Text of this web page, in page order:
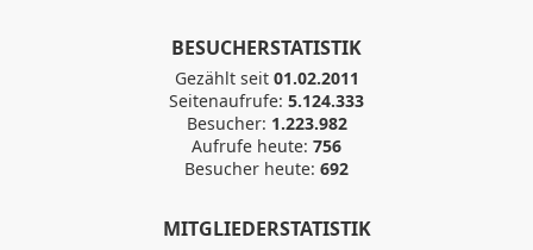
BESUCHERSTATISTIK
Gezählt seit 01.02.2011
Seitenaufrufe: 5.124.333
Besucher: 1.223.982
Aufrufe heute: 756
Besucher heute: 692
MITGLIEDERSTATISTIK